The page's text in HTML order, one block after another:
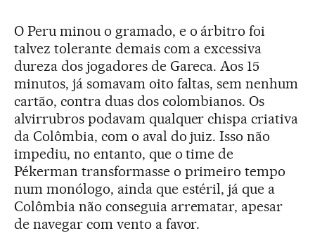
O Peru minou o gramado, e o árbitro foi
talvez tolerante demais com a excessiva
dureza dos jogadores de Gareca. Aos 15
minutos, já somavam oito faltas, sem nenhum
cartão, contra duas dos colombianos. Os
alvirrubros podavam qualquer chispa criativa
da Colômbia, com o aval do juiz. Isso não
impediu, no entanto, que o time de
Pékerman transformasse o primeiro tempo
num monólogo, ainda que estéril, já que a
Colômbia não conseguia arrematar, apesar
de navegar com vento a favor.